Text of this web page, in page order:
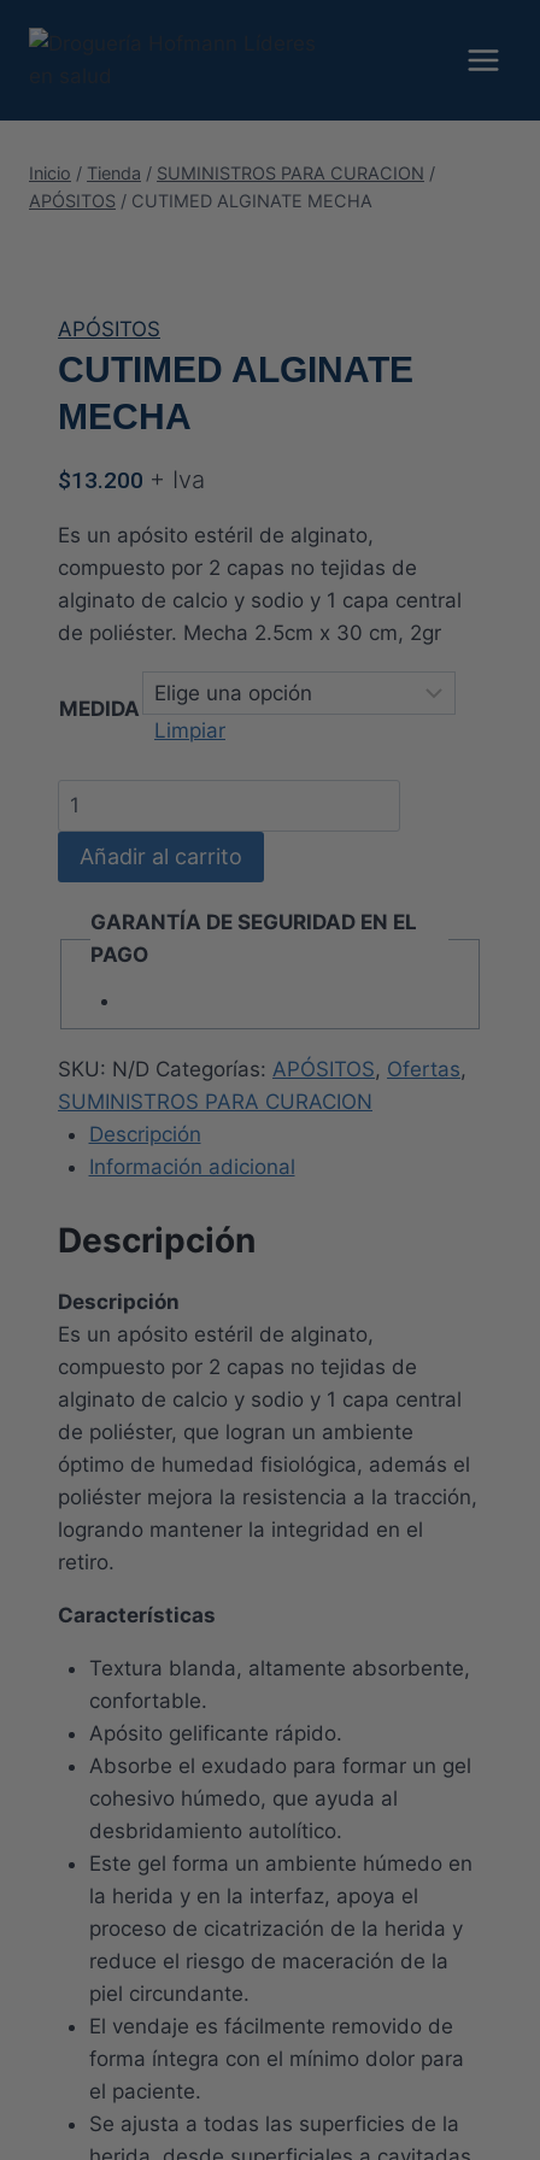
Inicio / Tienda / SUMINISTROS PARA CURACION /
APÓSITOS / CUTIMED ALGINATE MECHA
APÓSITOS
CUTIMED ALGINATE
MECHA
$13.200 + Iva
Es un apósito estéril de alginato,
compuesto por 2 capas no tejidas de
alginato de calcio y sodio y 1 capa central
de poliéster. Mecha 2.5cm x 30 cm, 2gr
MEDIDA
Limpiar
CUTIMED
ALGINATE
MECHA
Añadir al carrito
GARANTÍA DE SEGURIDAD EN EL
PAGO
SKU: N/D Categorías: APÓSITOS, Ofertas,
SUMINISTROS PARA CURACION
Descripción
Información adicional
Descripción
Descripción
Es un apósito estéril de alginato,
compuesto por 2 capas no tejidas de
alginato de calcio y sodio y 1 capa central
de poliéster, que logran un ambiente
óptimo de humedad fisiológica, además el
poliéster mejora la resistencia a la tracción,
logrando mantener la integridad en el
retiro.
Características
Textura blanda, altamente absorbente,
confortable.
Apósito gelificante rápido.
Absorbe el exudado para formar un gel
cohesivo húmedo, que ayuda al
desbridamiento autolítico.
Este gel forma un ambiente húmedo en
la herida y en la interfaz, apoya el
proceso de cicatrización de la herida y
reduce el riesgo de maceración de la
piel circundante.
El vendaje es fácilmente removido de
forma íntegra con el mínimo dolor para
el paciente.
Se ajusta a todas las superficies de la